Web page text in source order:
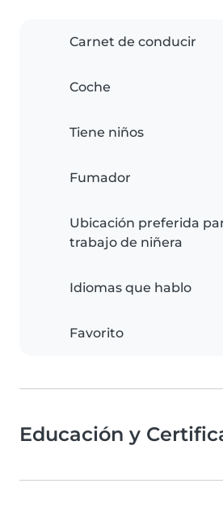
Carnet de conducir
Coche
Tiene niños
Fumador
Ubicación preferida
trabajo de niñera
Idiomas que hablo
Favorito
Educación y